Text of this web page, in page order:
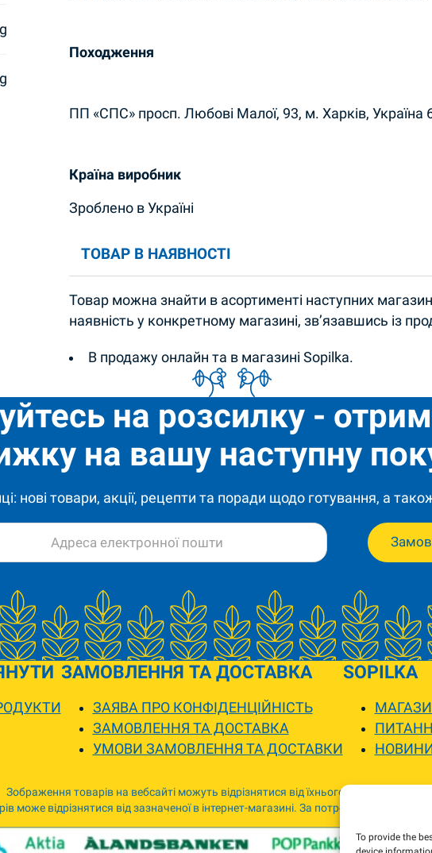
To provide the
Походження
ПП «СПС» просп. Любові Малої, 93, м. Харків, Україна
Країна виробник
Зроблено в Україні
ТОВАР В НАЯВНОСТІ
Товар можна знайти в асортименті наступних
наявність у конкретному магазині, зв’язавшись із
В продажу онлайн та в магазині Sopilka.
на розсилку -
на вашу наступну
нові товари, акції, рецепти та поради щодо готування, а
ЗАМОВЛЕННЯ ТА ДОСТАВКА
ЗАЯВА ПРО КОНФІДЕНЦІЙНІСТЬ
ЗАМОВЛЕННЯ ТА ДОСТАВКА
УМОВИ ЗАМОВЛЕННЯ ТА ДОСТАВКИ
SOPILKA
Зображення товарів на вебсайті можуть відрізнятися від їхнього фактичного
може відрізнятися від зазначеної в інтернет-магазині. За потреби ми